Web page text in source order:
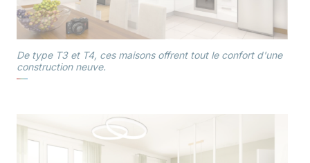
De type T3 et T4, ces maisons offrent tout le confort d'une
construction neuve.